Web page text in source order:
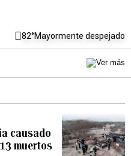
82°Mayormente despejado
causado
muertos